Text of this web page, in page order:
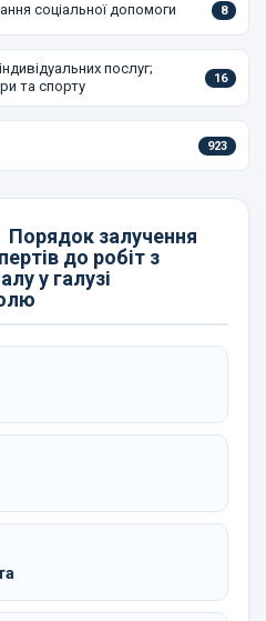
соціальної допомоги 8
послуг;
та спорту
16
923
Порядок залучення
до робіт з
у галузі